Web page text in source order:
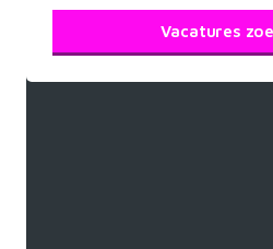
Vacatures